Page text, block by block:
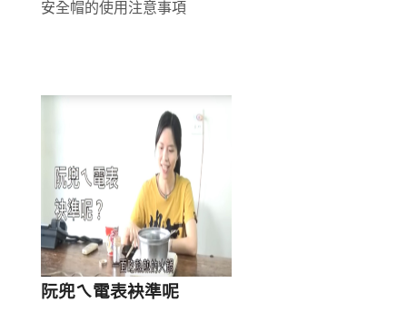
安全帽的使用注意事項
阮兜ㄟ電表袂準呢